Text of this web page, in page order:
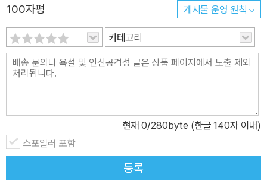
100자평 게시물 운영 원칙
카테고리
현재 0/280byte (한글 140자 이내)
스포일러 포함
등록